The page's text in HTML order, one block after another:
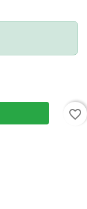
favorite_border